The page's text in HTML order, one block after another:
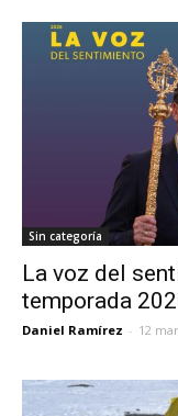
Sin categoría
La voz del
temporada
Daniel Ramírez - 12